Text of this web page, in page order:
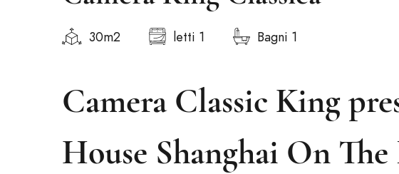
30m2 letti 1 Bagni 1
Camera Classic King
House Shanghai On